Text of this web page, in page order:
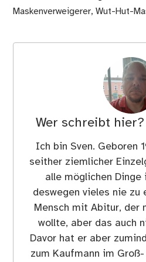
Maskenverweigerer,Wut-Hut-
Wer schreibt hier?
Ich bin Sven. Geboren
seither ziemlicher
alle möglichen
deswegen vieles nie zu
Mensch mit Abitur, der
wollte, aber das auch
Davor hat er aber
zum Kaufmann im